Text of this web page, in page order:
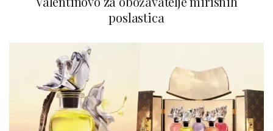
poslastica